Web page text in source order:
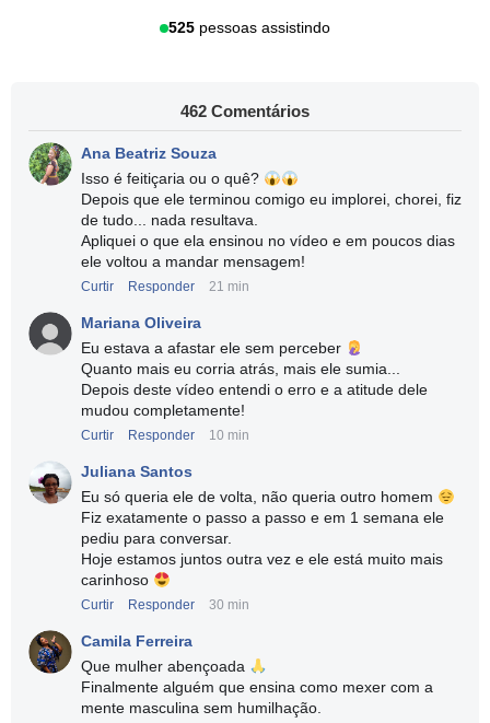
525 pessoas assistindo
462 Comentários
Ana Beatriz Souza
Isso é feitiçaria ou o quê?
Depois que ele terminou comigo eu implorei, chorei, fiz
de tudo... nada resultava.
Apliquei o que ela ensinou no vídeo e em poucos dias
ele voltou a mandar mensagem!
Curtir Responder 21 min
Mariana Oliveira
Eu estava a afastar ele sem perceber
Quanto mais eu corria atrás, mais ele sumia...
Depois deste vídeo entendi o erro e a atitude dele
mudou completamente!
Curtir Responder 10 min
Juliana Santos
Eu só queria ele de volta, não queria outro homem
Fiz exatamente o passo a passo e em 1 semana ele
pediu para conversar.
Hoje estamos juntos outra vez e ele está muito mais
carinhoso
Curtir Responder 30 min
Camila Ferreira
Que mulher abençoada
Finalmente alguém que ensina como mexer com a
mente masculina sem humilhação.